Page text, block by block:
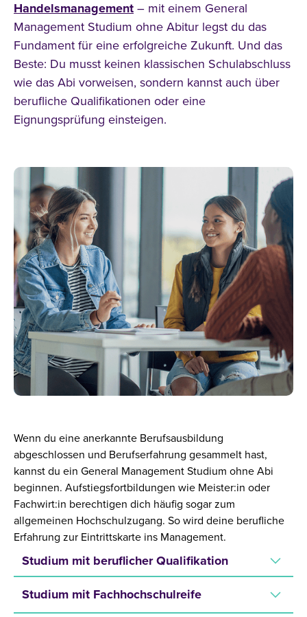
Handelsmanagement – mit einem General
Management Studium ohne Abitur legst du das
Fundament für eine erfolgreiche Zukunft. Und das
Beste: Du musst keinen klassischen Schulabschluss
wie das Abi vorweisen, sondern kannst auch über
berufliche Qualifikationen oder eine
Eignungsprüfung einsteigen.
Wenn du eine anerkannte Berufsausbildung
abgeschlossen und Berufserfahrung gesammelt hast,
kannst du ein General Management Studium ohne Abi
beginnen. Aufstiegsfortbildungen wie Meister:in oder
Fachwirt:in berechtigen dich häufig sogar zum
allgemeinen Hochschulzugang. So wird deine berufliche
Erfahrung zur Eintrittskarte ins Management.
Studium mit beruflicher Qualifikation
Studium mit Fachhochschulreife